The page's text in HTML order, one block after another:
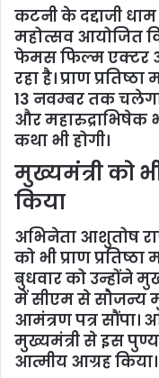
कटनी के दद्दाजी धाम
महोत्सव आयोजित
फेमस फिल्म एक्टर
रहा है। प्राण
13 नवम्बर तक
और महारुद्राभिषेक
कथा भी होगी।
मुख्यमंत्री को
किया
अभिनेता आशुतोष
को भी प्राण
बुधवार को उन्होंने
में सीएम से सौजन्य
आमंत्रण पत्र सौंपा।
मुख्यमंत्री से इस
आत्मीय आग्रह किया।